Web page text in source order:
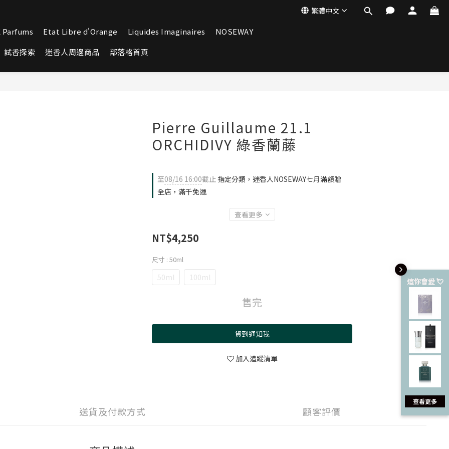
這你會愛 💘
查看更多
繁體中文
Parfums Etat Libre d'Orange Liquides Imaginaires
NOSEWAY
試香探索
迷香人周邊商品 部落格首頁
Pierre Guillaume 21.1
ORCHIDIVY 綠香蘭藤
至08/16 16:00截止 指定分類，迷香人NOSEWAY七月滿額贈
全店，滿千免運
查看更多
NT$4,250
尺寸 : 50ml
50ml 100ml
售完
貨到通知我
加入追蹤清單
送貨及付款方式 顧客評價